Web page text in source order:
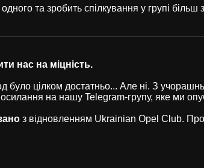
та зробить спілкування у групі
нас на міцність.
цілком достатньо... Але ні. З
на нашу Telegram-групу, яке ми
з відновленням Ukrainian Opel Club.